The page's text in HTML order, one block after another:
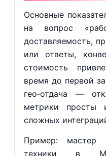
Основные
на вопрос
доставляемость,
или ответы,
стоимость
время до первой
гео‑отдача —
метрики просты
сложных
Пример: мастер
техники в